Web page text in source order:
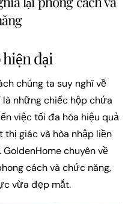
hiện đại
chúng ta suy nghĩ về
là những chiếc hộp chứa
việc tối đa hóa hiệu quả
thị giác và hòa nhập liền
chuyên về
cách và chức năng,
vừa đẹp mắt.